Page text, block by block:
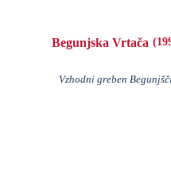
Begunjska Vrtača
Vzhodni greben